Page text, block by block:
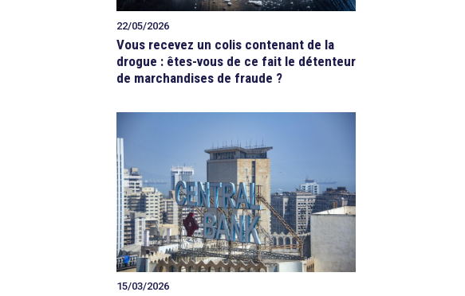
22/05/2026
Vous recevez un colis contenant de la
drogue : êtes-vous de ce fait le détenteur
de marchandises de fraude ?
15/03/2026